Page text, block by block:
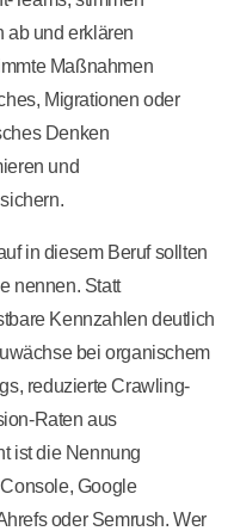
ab und erklären
Maßnahmen
Migrationen oder
Denken
und
in diesem Beruf sollten
nennen. Statt
Kennzahlen deutlich
bei organischem
reduzierte Crawling-
Raten aus
ist die Nennung
Google
oder Semrush. Wer